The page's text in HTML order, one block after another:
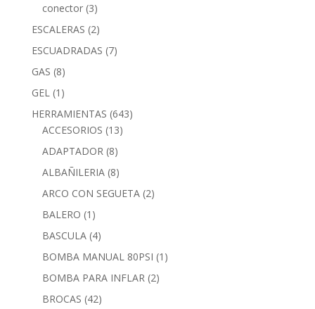
conector (3)
ESCALERAS (2)
ESCUADRADAS (7)
GAS (8)
GEL (1)
HERRAMIENTAS (643)
ACCESORIOS (13)
ADAPTADOR (8)
ALBAÑILERIA (8)
ARCO CON SEGUETA (2)
BALERO (1)
BASCULA (4)
BOMBA MANUAL 80PSI (1)
BOMBA PARA INFLAR (2)
BROCAS (42)